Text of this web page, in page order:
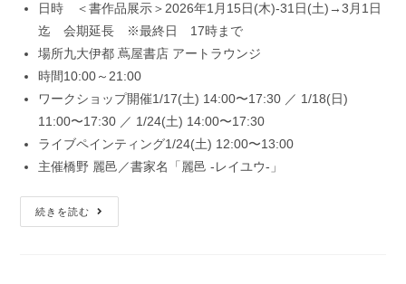
日時 ＜書作品展示＞2026年1月15日(木)-31日(土)→3月1日
迄 会期延長 ※最終日 17時まで
場所九大伊都 蔦屋書店 アートラウンジ
時間10:00～21:00
ワークショップ開催1/17(土) 14:00〜17:30 ／ 1/18(日)
11:00〜17:30 ／ 1/24(土) 14:00〜17:30
ライブペインティング1/24(土) 12:00〜13:00
主催橋野 麗邑／書家名「麗邑 -レイユウ-」
続きを読む